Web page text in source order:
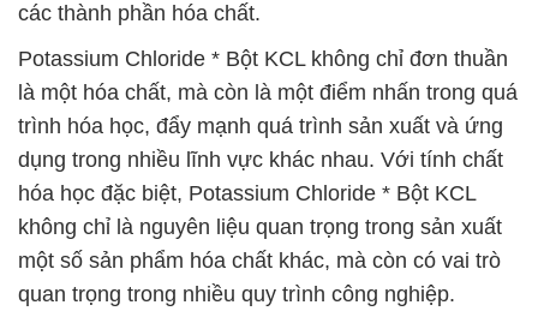
các thành phần hóa chất.
Potassium Chloride * Bột KCL không chỉ đơn thuần
là một hóa chất, mà còn là một điểm nhấn trong quá
trình hóa học, đẩy mạnh quá trình sản xuất và ứng
dụng trong nhiều lĩnh vực khác nhau. Với tính chất
hóa học đặc biệt, Potassium Chloride * Bột KCL
không chỉ là nguyên liệu quan trọng trong sản xuất
một số sản phẩm hóa chất khác, mà còn có vai trò
quan trọng trong nhiều quy trình công nghiệp.